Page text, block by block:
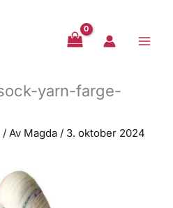
yarn-farge-
/ Av Magda / 3. oktober 2024